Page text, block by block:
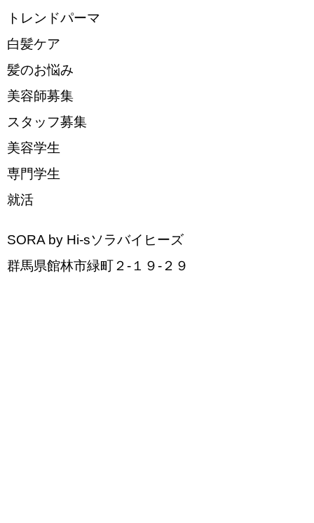
トレンドパーマ
白髪ケア
髪のお悩み
美容師募集
スタッフ募集
美容学生
専門学生
就活
SORA by Hi-sソラバイヒーズ
群馬県館林市緑町２-１９-２９